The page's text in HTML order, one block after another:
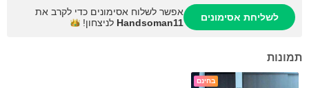
לשליחת אסימונים
אפשר לשלוח אסימונים כדי לקרב את
Handsoman11 לניצחון!
תמונות
בחינם